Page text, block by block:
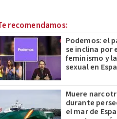
recomendamos:
Podemos: el
se inclina por
feminismo y
sexual en
Muere
durante
el mar de